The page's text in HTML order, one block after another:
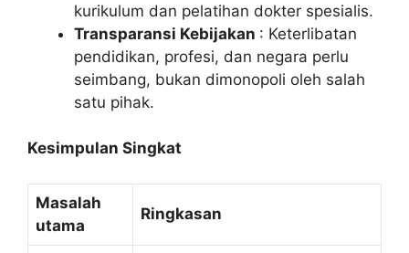
kurikulum dan pelatihan dokter spesialis.
Transparansi Kebijakan : Keterlibatan
pendidikan, profesi, dan negara perlu
seimbang, bukan dimonopoli oleh salah
satu pihak.
Kesimpulan Singkat
Masalah
utama
Ringkasan